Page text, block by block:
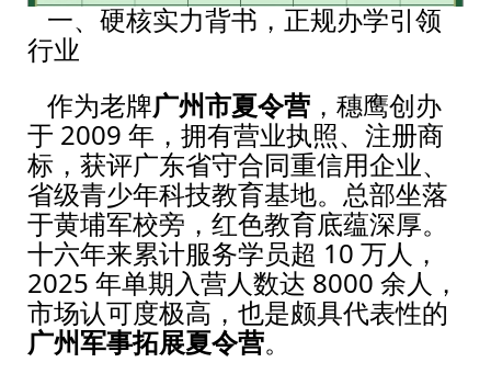
一、硬核实力背书，正规办学引领
行业
作为老牌广州市夏令营 ，穗鹰创办
于 2009 年，拥有营业执照、注册商
标，获评广东省守合同重信用企业、
省级青少年科技教育基地。总部坐落
于黄埔军校旁，红色教育底蕴深厚。
十六年来累计服务学员超 10 万人，
2025 年单期入营人数达 8000 余人，
市场认可度极高，也是颇具代表性的
广州军事拓展夏令营。